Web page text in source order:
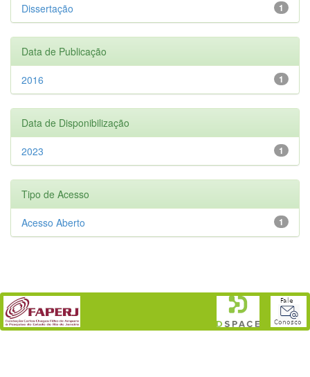
1
Dissertação
Data de Publicação
1
2016
Data de Disponibilização
1
2023
Tipo de Acesso
1
Acesso Aberto